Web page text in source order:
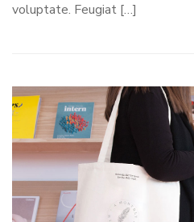
voluptate. Feugiat […]